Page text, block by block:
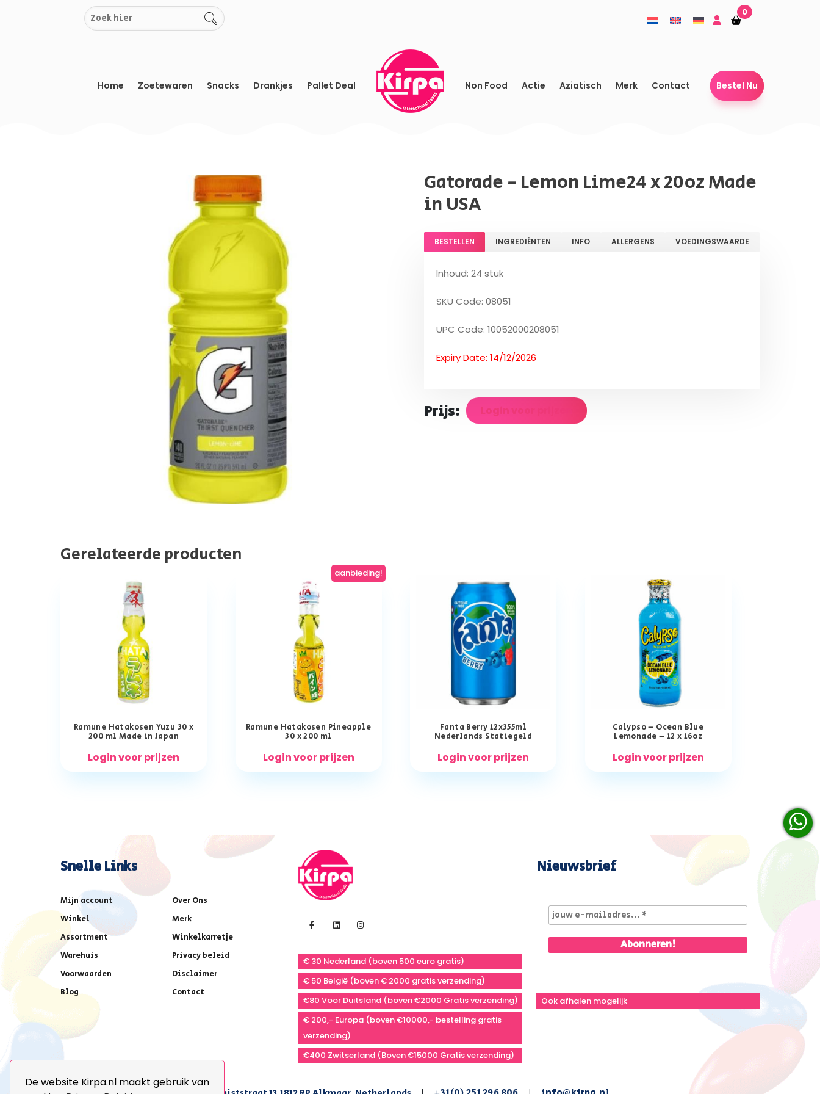
De website Kirpa.nl maakt gebruik van
inhoud
Winkelmandje
Winkelmandje
0
Home Zoetewaren Snacks Drankjes Pallet Deal Non Food Actie Aziatisch Merk Contact Bestel Nu
Gatorade - Lemon Lime24 x 20oz Made
in USA
BESTELLEN INGREDIËNTEN INFO ALLERGENS VOEDINGSWAARDE
Inhoud: 24 stuk
SKU Code: 08051
UPC Code: 10052000208051
Expiry Date: 14/12/2026
Prijs: Login voor prijzen
Gerelateerde producten
Ramune Hatakosen Yuzu 30 x
200 ml Made in Japan
Login voor prijzen
aanbieding!
Ramune Hatakosen Pineapple
30 x 200 ml
Login voor prijzen
Fanta Berry 12x355ml
Nederlands Statiegeld
Login voor prijzen
Calypso – Ocean Blue
Lemonade – 12 x 16oz
Login voor prijzen
Snelle Links
Mijn account
Over Ons
Winkel
Merk
Assortment
Winkelkarretje
Warehuis
Privacy beleid
Voorwaarden
Disclaimer
Blog
Contact
€ 30 Nederland (boven 500 euro gratis)
€ 50 België (boven € 2000 gratis verzending)
€80 Voor Duitsland (boven €2000 Gratis verzending)
€ 200,- Europa (boven €10000,- bestelling gratis
verzending)
€400 Zwitserland (Boven €15000 Gratis verzending)
Nieuwsbrief
Ook afhalen mogelijk